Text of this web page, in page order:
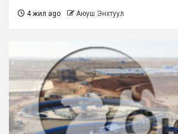
4 жил ago Аюуш Энхтуул